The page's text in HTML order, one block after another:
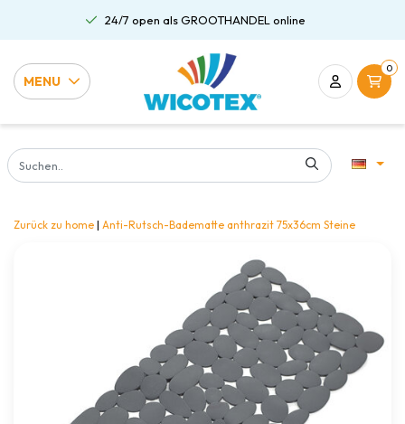
24/7 open als GROOTHANDEL online
MENU
0
Zurück zu home | Anti-Rutsch-Badematte anthrazit 75x36cm Steine